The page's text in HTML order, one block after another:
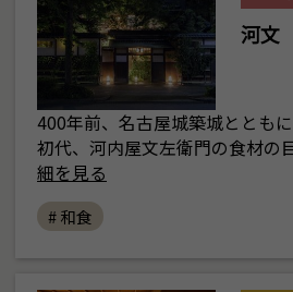
河文
400年前、名古屋城築城ととも
初代、河内屋文左衛門の食材の
細を見る
# 和食